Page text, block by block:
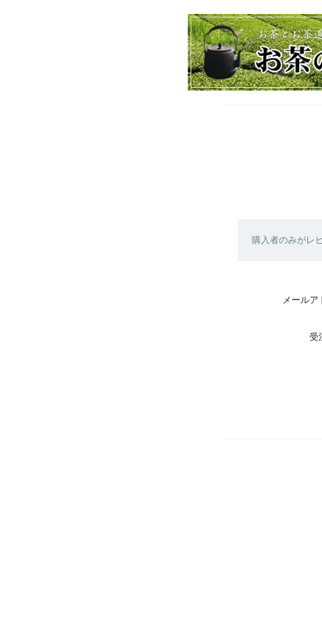
購入者のみがレ
メールア
受